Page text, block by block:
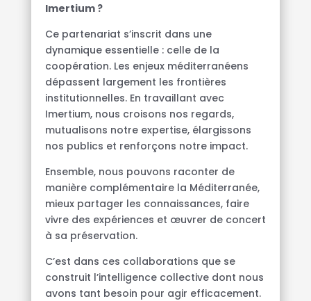
Imertium ?
Ce partenariat s’inscrit dans une
dynamique essentielle : celle de la
coopération. Les enjeux méditerranéens
dépassent largement les frontières
institutionnelles. En travaillant avec
Imertium, nous croisons nos regards,
mutualisons notre expertise, élargissons
nos publics et renforçons notre impact.
Ensemble, nous pouvons raconter de
manière complémentaire la Méditerranée,
mieux partager les connaissances, faire
vivre des expériences et œuvrer de concert
à sa préservation.
C’est dans ces collaborations que se
construit l’intelligence collective dont nous
avons tant besoin pour agir efficacement.